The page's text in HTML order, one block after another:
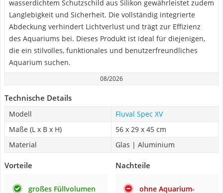
wasserdichtem Schutzschild aus Silikon gewährleistet zudem
Langlebigkeit und Sicherheit. Die vollständig integrierte
Abdeckung verhindert Lichtverlust und trägt zur Effizienz
des Aquariums bei. Dieses Produkt ist ideal für diejenigen,
die ein stilvolles, funktionales und benutzerfreundliches
Aquarium suchen.
08/2026
Technische Details
Modell
Fluval Spec XV
Maße (L x B x H)
56 x 29 x 45 cm
Material
Glas | Aluminium
Vorteile
großes Füllvolumen
Nachteile
ohne Aquarium-